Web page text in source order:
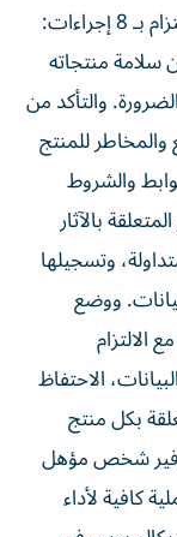
وأكد القرار أن على صاحب حق التسويق الالتزام بـ 8 إجراءات:
سلامة منتجاته
والتأكد من
للمنتج
والشروط
بالآثار
وتسجيلها
ووضع
الالتزام
الاحتفاظ
بكل منتج
شخص مؤهل
كافية لأداء